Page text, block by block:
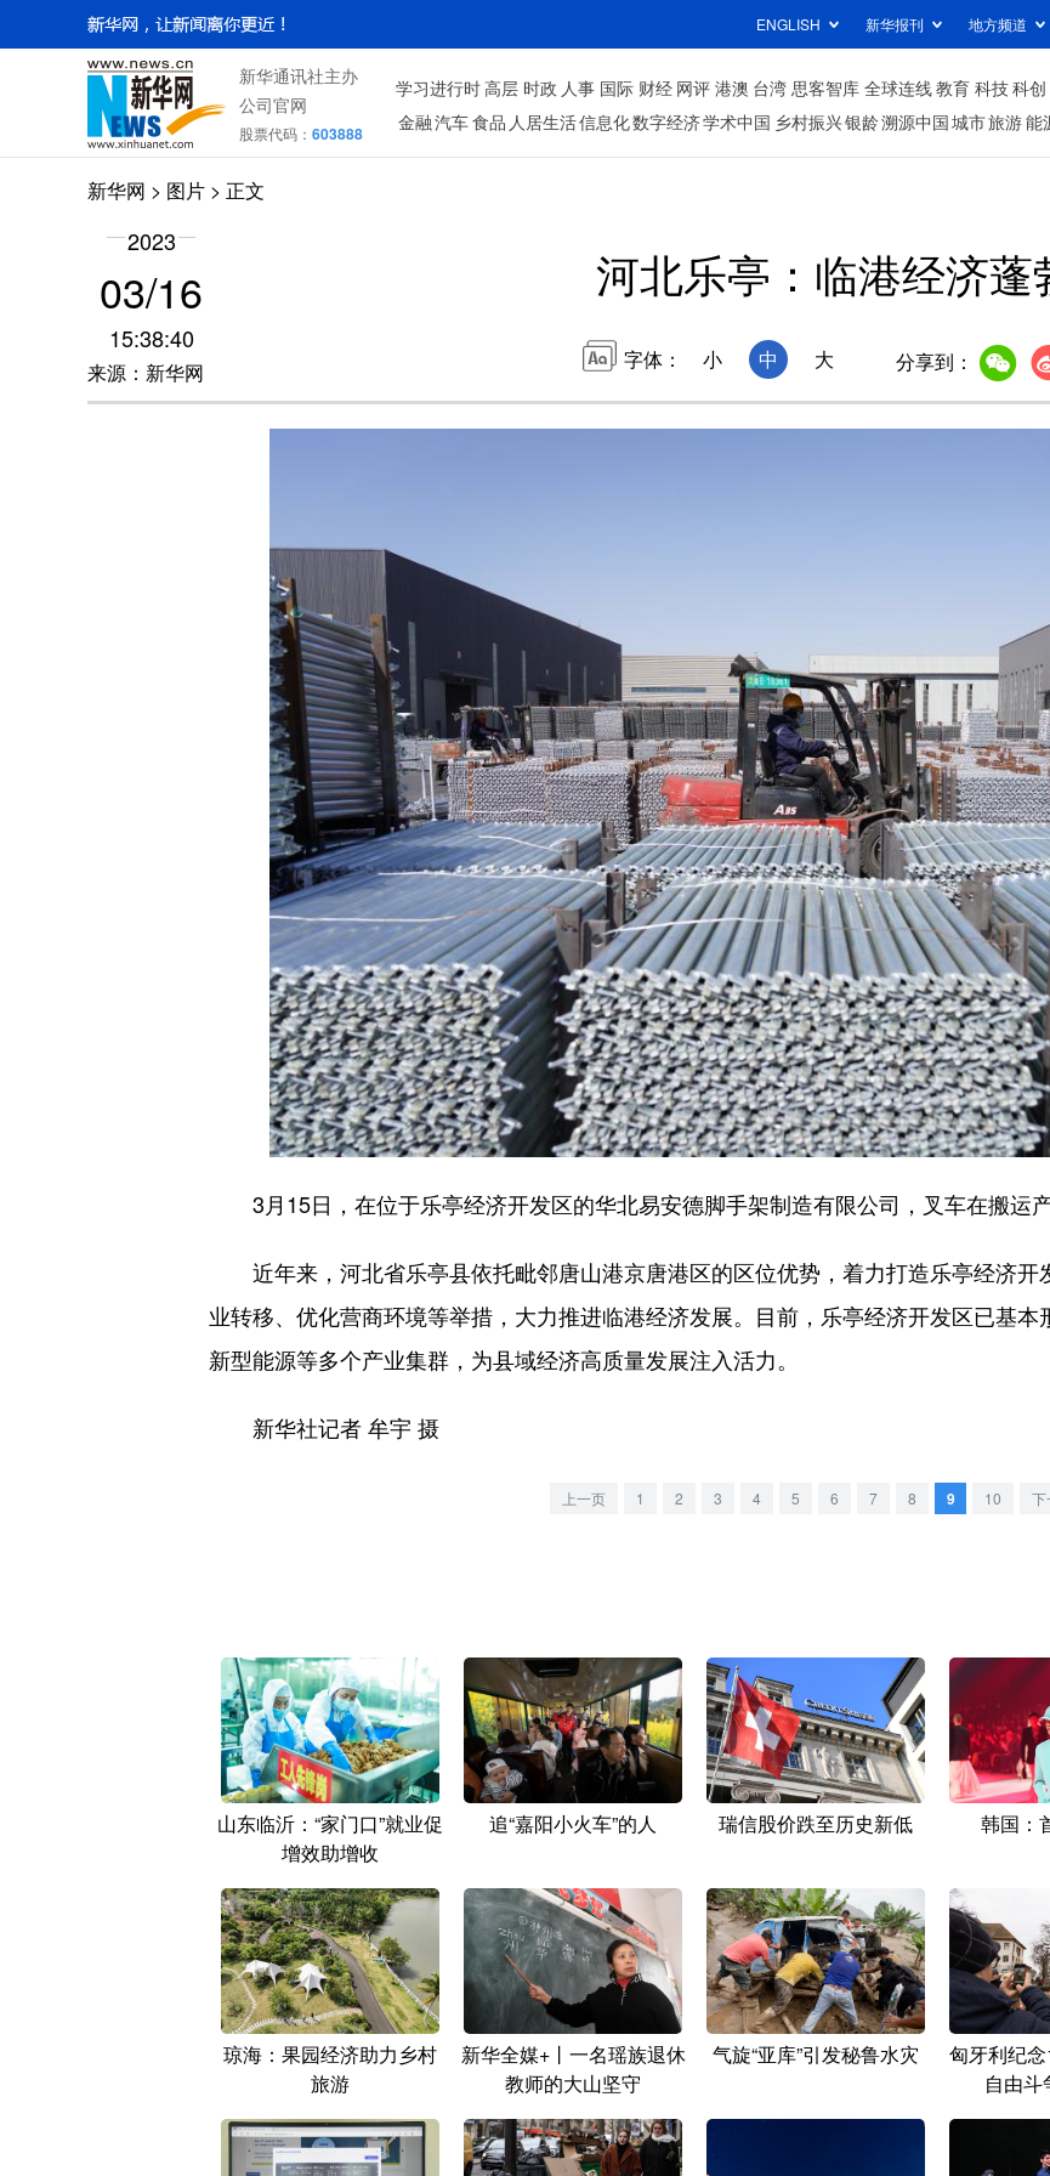
ENGLISH 新华报刊 地方频道
新华通讯社主办
公司官网
股票代码： 603888
学习进行时高层 时政 人事 国际 财经 网评 港澳 台湾 思客智库 全球连线教育 科技科创
金融汽车食品 人居生活信息化数字经济学术中国 乡村振兴银龄溯源中国城市旅游能
新华网 > 图片 > 正文
2023
03/16
15:38:40
来源：新华网
河北乐亭：临港经济蓬
字体： 小 中 大 分享到：
3月15日，在位于乐亭经济开发区的华北易安德脚手架制造有限公司，叉车在搬运产
近年来，河北省乐亭县依托毗邻唐山港京唐港区的区位优势，着力打造乐亭经济开
业转移、优化营商环境等举措，大力推进临港经济发展。目前，乐亭经济开发区已基本
新型能源等多个产业集群，为县域经济高质量发展注入活力。
新华社记者 牟宇 摄
上一页 1 2 3 4 5 6 7 8 9 10 下
山东临沂：“家门口”就业促
增效助增收
追“嘉阳小火车”的人 瑞信股价跌至历史新低 韩国：
琼海：果园经济助力乡村
旅游
新华全媒+丨一名瑶族退休
教师的大山坚守
气旋“亚库”引发秘鲁水灾
匈牙利纪
自由斗